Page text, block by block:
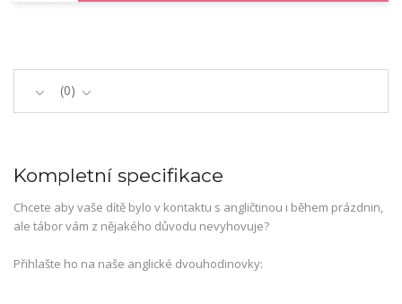
0
Kompletní specifikace
Chcete aby vaše dítě bylo v kontaktu s angličtinou i během prázdnin,
ale tábor vám z nějakého důvodu nevyhovuje?
Přihlašte ho na naše anglické dvouhodinovky: